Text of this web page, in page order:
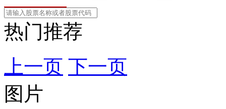
热门推荐
上一页 下一页
图片